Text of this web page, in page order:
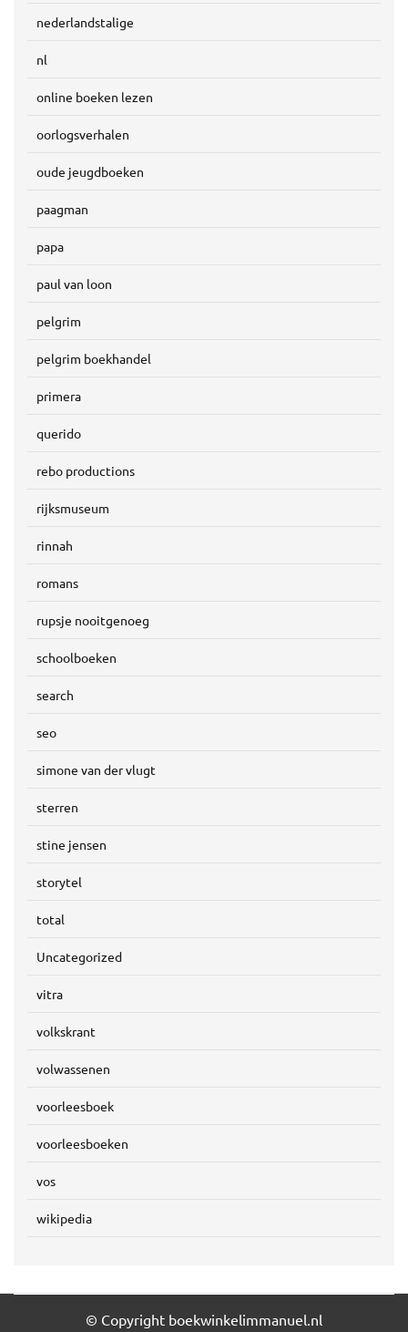
nederlandstalige
nl
online boeken lezen
oorlogsverhalen
oude jeugdboeken
paagman
papa
paul van loon
pelgrim
pelgrim boekhandel
primera
querido
rebo productions
rijksmuseum
rinnah
romans
rupsje nooitgenoeg
schoolboeken
search
seo
simone van der vlugt
sterren
stine jensen
storytel
total
Uncategorized
vitra
volkskrant
volwassenen
voorleesboek
voorleesboeken
vos
wikipedia
© Copyright boekwinkelimmanuel.nl